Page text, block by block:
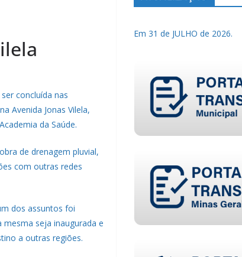
concluída nas
Avenida Jonas Vilela,
da Saúde.
de drenagem pluvial,
com outras redes
dos assuntos foi
seja inaugurada e
a outras regiões.
Em 31 de JULHO de 2026.